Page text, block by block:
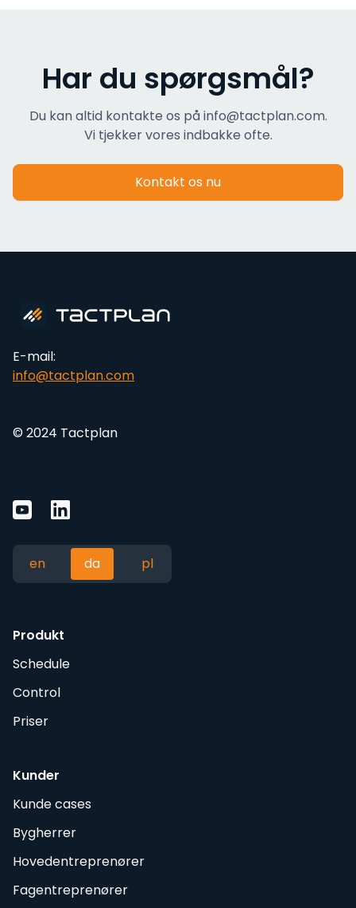
Har du spørgsmål?
Du kan altid kontakte os på info@tactplan.com.
Vi tjekker vores indbakke ofte.
Kontakt os nu
E-mail:
info@tactplan.com
© 2024 Tactplan
en da pl
Produkt
Schedule
Control
Priser
Kunder
Kunde cases
Bygherrer
Hovedentreprenører
Fagentreprenører